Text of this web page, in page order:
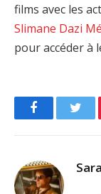
films avec les
Slimane Dazi
pour accéder à
Facebook